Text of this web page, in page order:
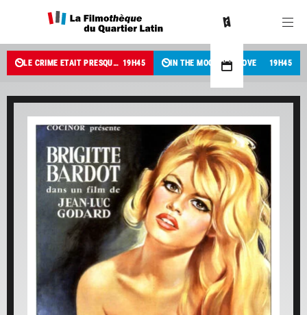
LE CRIME ÉTAIT PRESQUE PARFAIT (3D) 19 H45 IN THE MOOD FOR LOVE 19 H45